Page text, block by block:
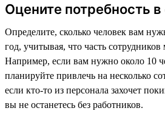
Оцените потребность
Определите, сколько человек вам
год, учитывая, что часть сотрудников
Например, если вам нужно около 10
планируйте привлечь на несколько
если кто-то из персонала захочет
вы не останетесь без работников.